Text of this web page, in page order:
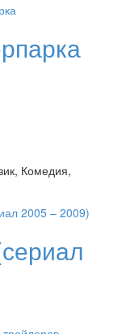
Комедия,